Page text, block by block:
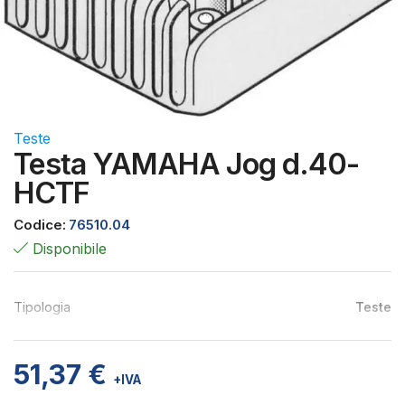
Teste
Testa YAMAHA Jog d.40-
HCTF
Codice: 76510.04
Disponibile
Tipologia Teste
51,37 € +IVA